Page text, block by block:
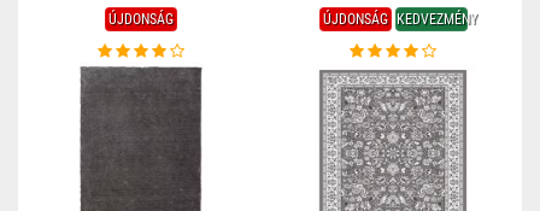
ÚJDONSÁG ÚJDONSÁG KEDVEZMÉNY